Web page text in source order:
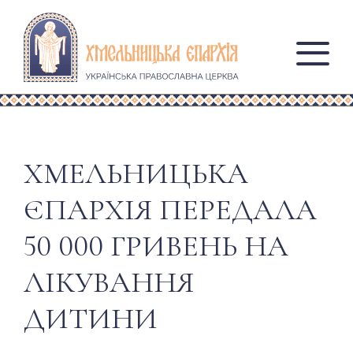
ХМЕЛЬНИЦЬКА
ЄПАРХІЯ ПЕРЕДАЛА
50 000 ГРИВЕНЬ НА
ЛІКУВАННЯ
ДИТИНИ